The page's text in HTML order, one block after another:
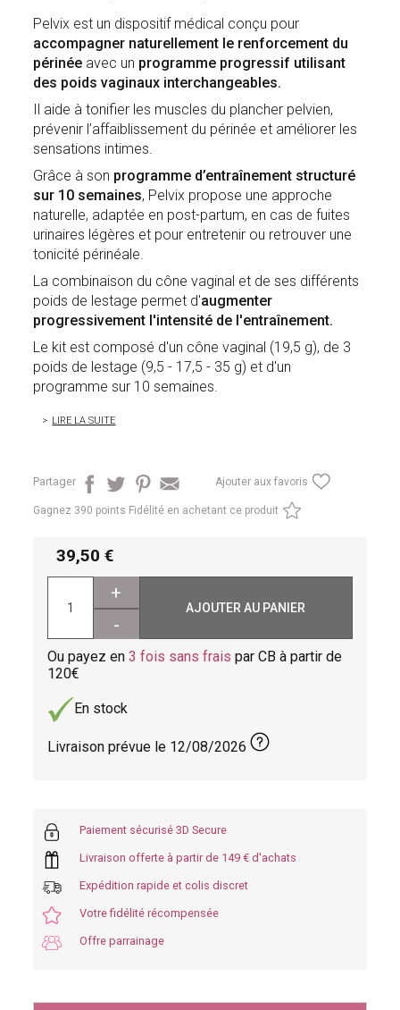
Pelvix est un dispositif médical conçu pour
accompagner naturellement le renforcement du
périnée avec un programme progressif utilisant
des poids vaginaux interchangeables.
Il aide à tonifier les muscles du plancher pelvien,
prévenir l’affaiblissement du périnée et améliorer les
sensations intimes.
Grâce à son programme d’entraînement structuré
sur 10 semaines, Pelvix propose une approche
naturelle, adaptée en post-partum, en cas de fuites
urinaires légères et pour entretenir ou retrouver une
tonicité périnéale.
La combinaison du cône vaginal et de ses différents
poids de lestage permet d'augmenter
progressivement l'intensité de l'entraînement.
Le kit est composé d'un cône vaginal (19,5 g), de 3
poids de lestage (9,5 - 17,5 - 35 g) et d'un
programme sur 10 semaines.
LIRE LA SUITE
Partager Ajouter aux favoris
Gagnez 390 points Fidélité en achetant ce produit
39,50
+
-
AJOUTER AU PANIER
Ou payez en3 fois sans frais par CB à partir de
120
En stock
Livraison prévue le 12/08/2026
Paiement sécurisé 3D Secure
Livraison offerte à partir de 149 € d'achats
Expédition rapide et colis discret
Votre fidélité récompensée
Offre parrainage